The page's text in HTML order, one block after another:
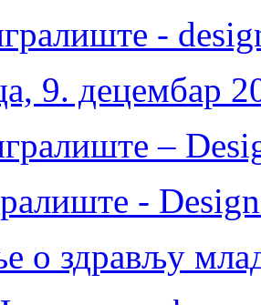
-
9. децембар
–
-
о здрављу